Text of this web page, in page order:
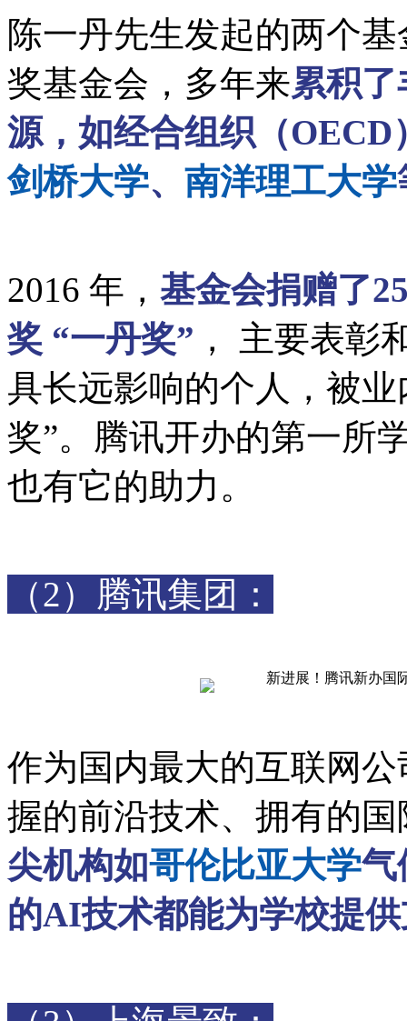
陈一丹先生发起的两个
奖基金会，多年来累积
源，如经合组织（OECD
剑桥大学、 南洋理工大学
2016 年， 基金会捐赠了
奖 “一丹奖” ， 主要表彰
具长远影响的个人，被
奖”。腾讯开办的第一所
也有它的助力。
（2）腾讯集团：
作为国内最大的互联网
握的前沿技术、拥有的
尖机构如哥伦比亚大学气
的AI技术都能为学校提